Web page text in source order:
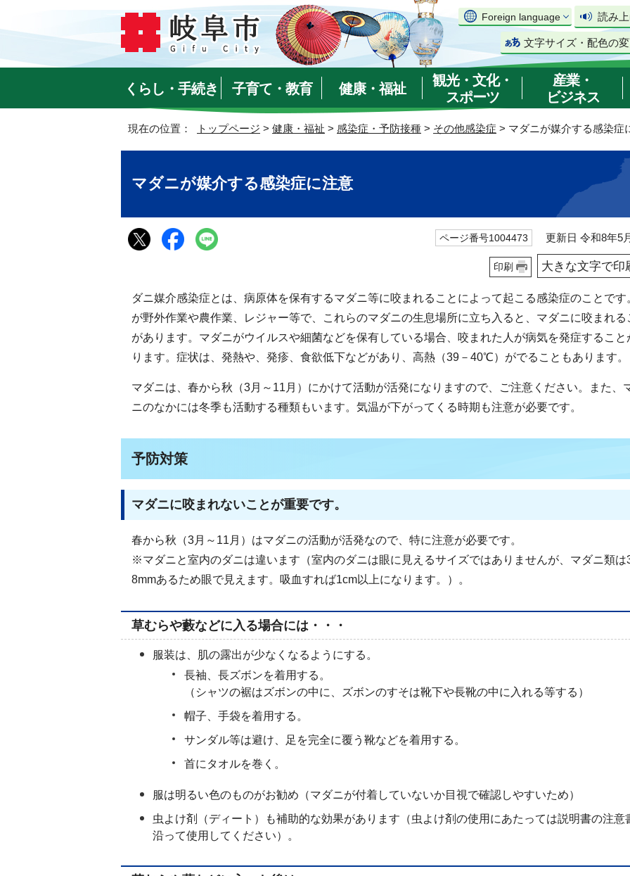
Foreign language 読み
文字サイズ・配色の
くらし・手続き 子育て・教育 健康・福祉
観光・文化・
スポーツ
産業・
ビジネス
現在の位置： トップページ > 健康・福祉 > 感染症・予防接種 > その他感染症 > マダニが媒介する感染症
マダニが媒介する感染症に注意
ページ番号1004473 更新日 令和8年5
印刷 大きな文字で印
ダニ媒介感染症とは、病原体を保有するマダニ等に咬まれることによって起こる感染症のことです
が野外作業や農作業、レジャー等で、これらのマダニの生息場所に立ち入ると、マダニに咬まれる
があります。マダニがウイルスや細菌などを保有している場合、咬まれた人が病気を発症すること
ります。症状は、発熱や、発疹、食欲低下などがあり、高熱（39－40℃）がでることもあります。
マダニは、春から秋（3月～11月）にかけて活動が活発になりますので、ご注意ください。また、
ニのなかには冬季も活動する種類もいます。気温が下がってくる時期も注意が必要です。
予防対策
マダニに咬まれないことが重要です。
春から秋（3月～11月）はマダニの活動が活発なので、特に注意が必要です。
※マダニと室内のダニは違います（室内のダニは眼に見えるサイズではありませんが、マダニ類は
8mmあるため眼で見えます。吸血すれば1cm以上になります。）。
草むらや藪などに入る場合には・・・
服装は、肌の露出が少なくなるようにする。
長袖、長ズボンを着用する。
（シャツの裾はズボンの中に、ズボンのすそは靴下や長靴の中に入れる等する）
帽子、手袋を着用する。
サンダル等は避け、足を完全に覆う靴などを着用する。
首にタオルを巻く。
服は明るい色のものがお勧め（マダニが付着していないか目視で確認しやすいため）
虫よけ剤（ディート）も補助的な効果があります（虫よけ剤の使用にあたっては説明書の注意
沿って使用してください）。